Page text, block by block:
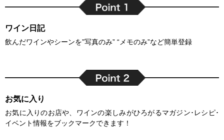
ワイン日記
飲んだワインやシーンを”写真のみ” “メモのみ”など簡単登録
お気に入り
お気に入りのお店や、ワインの楽しみがひろがるマガジン･レシピ･
イベント情報をブックマークできます！